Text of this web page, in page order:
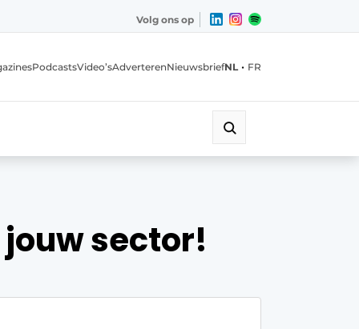
Volg ons op
PodcastsVideo’sAdverterenNieuwsbriefNL • FR
sector!